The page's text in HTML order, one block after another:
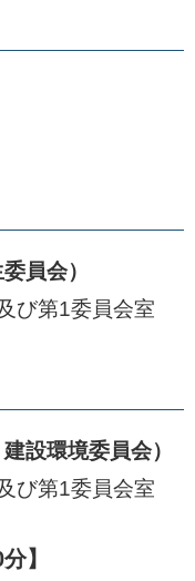
員会）
び第1委員会室
設環境委員会）
び第1委員会室
】